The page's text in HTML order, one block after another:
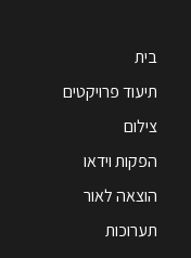
בית
תיעוד פרויקטים
צילום
הפקות וידאו
הוצאה לאור
תערוכות